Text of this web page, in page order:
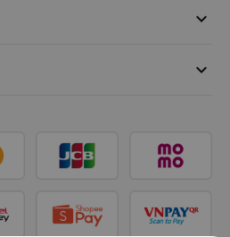
keyboard_arrow_down
keyboard_arrow_down